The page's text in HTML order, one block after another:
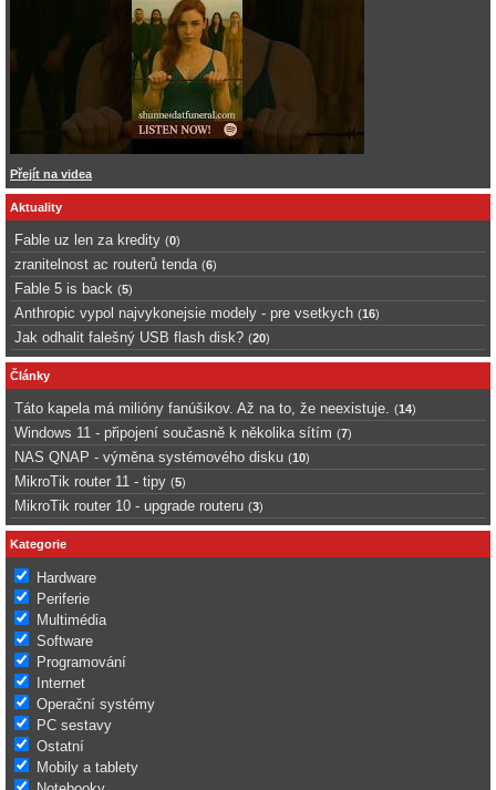
Přejít na videa
Aktuality
Fable uz len za kredity (0)
zranitelnost ac routerů tenda (6)
Fable 5 is back (5)
Anthropic vypol najvykonejsie modely - pre vsetkych (16)
Jak odhalit falešný USB flash disk? (20)
Články
Táto kapela má milióny fanúšikov. Až na to, že neexistuje. (14)
Windows 11 - připojení současně k několika sítím (7)
NAS QNAP - výměna systémového disku (10)
MikroTik router 11 - tipy (5)
MikroTik router 10 - upgrade routeru (3)
Kategorie
Hardware
Periferie
Multimédia
Software
Programování
Internet
Operační systémy
PC sestavy
Ostatní
Mobily a tablety